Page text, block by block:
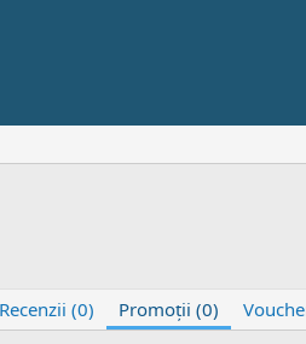
Recenzii (0) Promoţii (0)